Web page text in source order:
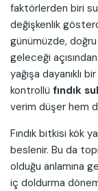
faktörlerden biri
değişkenlik
günümüzde, doğru
geleceği
yağışa dayanıklı
kontrollü fındık
verim düşer hem
Fındık bitkisi kök
beslenir. Bu da
olduğu anlamına
iç doldurma